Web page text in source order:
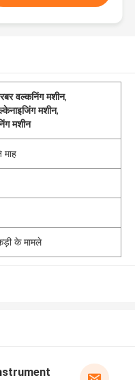
वल्कनिंग मशीन,
मशीन,
मशीन
के मामले